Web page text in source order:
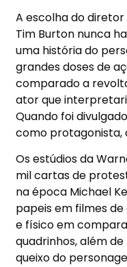
A escolha do
Tim Burton nunca
uma história do
grandes doses de
comparado a
ator que
Quando foi
como protagonista,
Os estúdios da
mil cartas de
na época Michael
papeis em filmes
e físico em
quadrinhos, além
queixo do